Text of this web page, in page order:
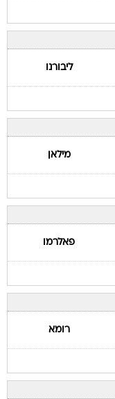
ליבורנו
מילאן
פאלרמו
רומא